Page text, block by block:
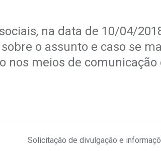
na data de 10/04/
o assunto e caso se
nos meios de comunicação
Solicitação de divulgação e